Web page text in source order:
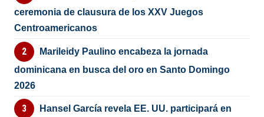
ceremonia de clausura de los XXV Juegos
Centroamericanos
Marileidy Paulino encabeza la jornada
dominicana en busca del oro en Santo Domingo
2026
Hansel García revela EE. UU. participará en